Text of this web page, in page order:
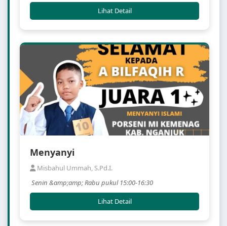
Lihat Detail
Menyanyi
Misbahul Ummah, S.Pd.I.
Senin &amp;amp; Rabu pukul 15:00-16:30
Lihat Detail